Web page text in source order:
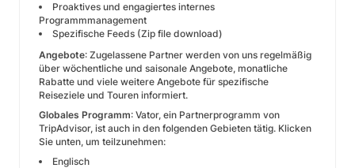
Proaktives und engagiertes internes
Programmmanagement
Spezifische Feeds (Zip file download)
Angebote: Zugelassene Partner werden von uns regelmäßig
über wöchentliche und saisonale Angebote, monatliche
Rabatte und viele weitere Angebote für spezifische
Reiseziele und Touren informiert.
Globales Programm: Vator, ein Partnerprogramm von
TripAdvisor, ist auch in den folgenden Gebieten tätig. Klicken
Sie unten, um teilzunehmen:
Englisch